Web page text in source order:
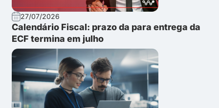
27/07/2026
Calendário Fiscal: prazo da para entrega da
ECF termina em julho